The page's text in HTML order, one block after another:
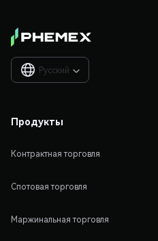
Русский 
Продукты
Контрактная торговля
Спотовая торговля
Маржинальная торговля